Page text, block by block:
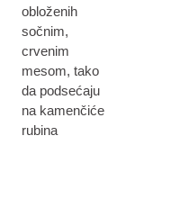
obloženih
sočnim,
crvenim
mesom, tako
da podsećaju
na kamenčiće
rubina